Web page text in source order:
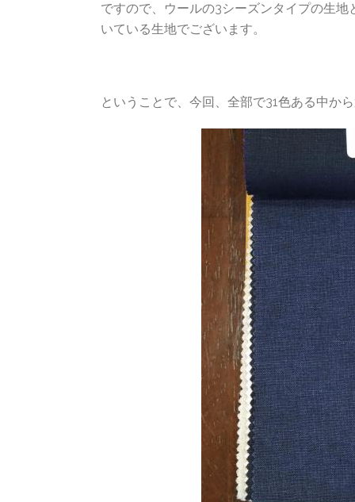
ですので、ウールの3シーズンタイプの生
いている生地でございます。
ということで、今回、全部で31色ある中か